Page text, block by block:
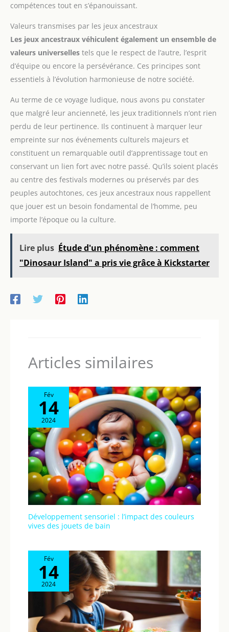
compétences tout en s’épanouissant.
Valeurs transmises par les jeux ancestraux
Les jeux ancestraux véhiculent également un ensemble de
valeurs universelles tels que le respect de l’autre, l’esprit
d’équipe ou encore la persévérance. Ces principes sont
essentiels à l’évolution harmonieuse de notre société.
Au terme de ce voyage ludique, nous avons pu constater
que malgré leur ancienneté, les jeux traditionnels n’ont rien
perdu de leur pertinence. Ils continuent à marquer leur
empreinte sur nos événements culturels majeurs et
constituent un remarquable outil d’apprentissage tout en
conservant un lien fort avec notre passé. Qu’ils soient placés
au centre des festivals modernes ou préservés par des
peuples autochtones, ces jeux ancestraux nous rappellent
que jouer est un besoin fondamental de l’homme, peu
importe l’époque ou la culture.
Lire plus Étude d'un phénomène : comment
"Dinosaur Island" a pris vie grâce à Kickstarter
Articles similaires
Fév
14
2024
Développement sensoriel : l’impact des couleurs
vives des jouets de bain
Fév
14
2024